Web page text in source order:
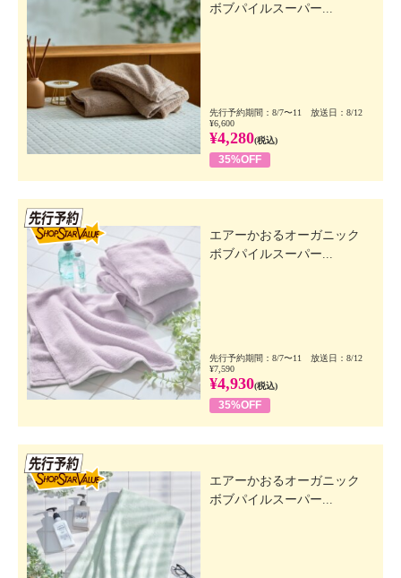
ボブパイルスーパー...
先行予約期間：8/7〜11 放送日：8/12
¥6,600
¥4,280(税込)
35%OFF
エアーかおるオーガニック
ボブパイルスーパー...
先行予約期間：8/7〜11 放送日：8/12
¥7,590
¥4,930(税込)
35%OFF
エアーかおるオーガニック
ボブパイルスーパー...